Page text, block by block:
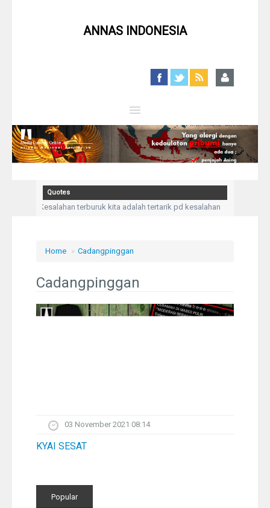
ANNAS INDONESIA
Close
Home
Pelangi
Galeri Foto
Quotes
Kesalahan terburuk kita adalah tertarik pd kesalahan orang lain
Home » Cadangpinggan
Cadangpinggan
03 November 2021 08:14
KYAI SESAT
Popular